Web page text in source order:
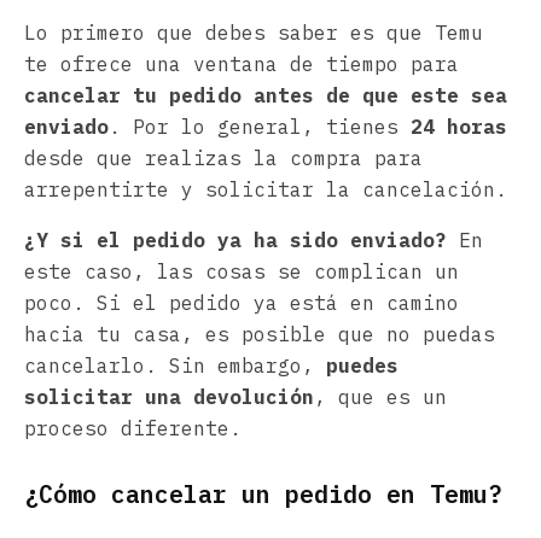
Lo primero que debes saber es que Temu
te ofrece una ventana de tiempo para
cancelar tu pedido antes de que este sea
enviado . Por lo general, tienes 24 horas
desde que realizas la compra para
arrepentirte y solicitar la cancelación.
¿Y si el pedido ya ha sido enviado? En
este caso, las cosas se complican un
poco. Si el pedido ya está en camino
hacia tu casa, es posible que no puedas
cancelarlo. Sin embargo, puedes
solicitar una devolución , que es un
proceso diferente.
¿Cómo cancelar un pedido en Temu?